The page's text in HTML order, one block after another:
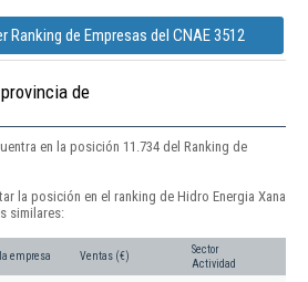
Ranking de Empresas del CNAE 3512
de
en la posición 11.734 del Ranking de
la posición en el ranking de Hidro Energia Xana
similares:
empresa Ventas (€)
Sector
Actividad